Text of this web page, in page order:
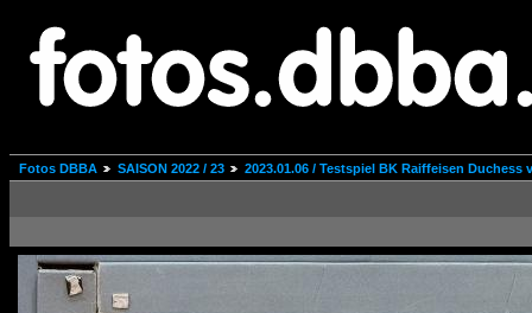
Fotos DBBA SAISON 2022 / 23 2023.01.06 / Testspiel BK Raiffeisen Duchess